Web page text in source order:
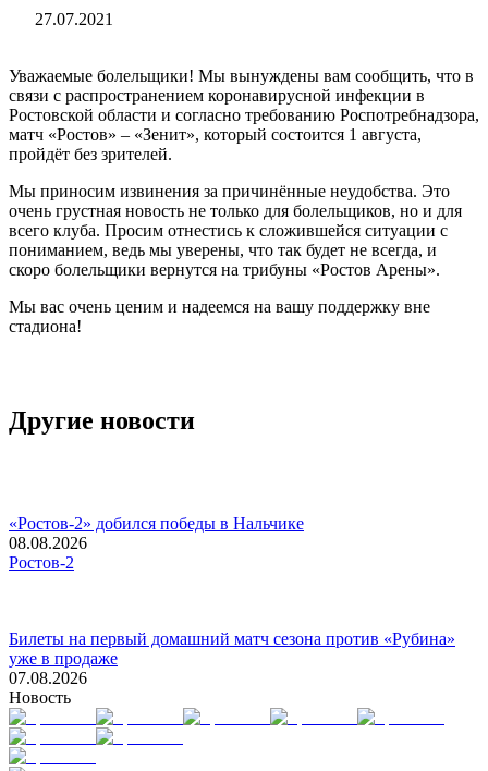
27.07.2021
Уважаемые болельщики! Мы вынуждены вам сообщить, что в
связи с распространением коронавирусной инфекции в
Ростовской области и согласно требованию Роспотребнадзора,
матч «Ростов» – «Зенит», который состоится 1 августа,
пройдёт без зрителей.
Мы приносим извинения за причинённые неудобства. Это
очень грустная новость не только для болельщиков, но и для
всего клуба. Просим отнестись к сложившейся ситуации с
пониманием, ведь мы уверены, что так будет не всегда, и
скоро болельщики вернутся на трибуны «Ростов Арены».
Мы вас очень ценим и надеемся на вашу поддержку вне
стадиона!
Другие новости
«Ростов-2» добился победы в Нальчике
08.08.2026
Ростов-2
Билеты на первый домашний матч сезона против «Рубина»
уже в продаже
07.08.2026
Новость